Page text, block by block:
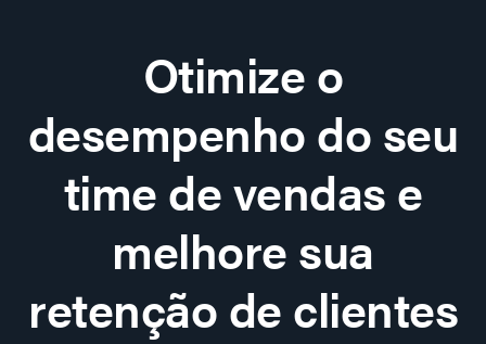
Otimize o
desempenho do seu
time de vendas e
melhore sua
retenção de clientes